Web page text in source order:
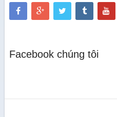
Facebook chúng tôi